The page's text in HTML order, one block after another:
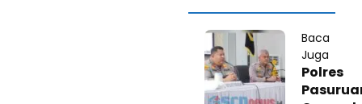
Baca
Juga
Polres